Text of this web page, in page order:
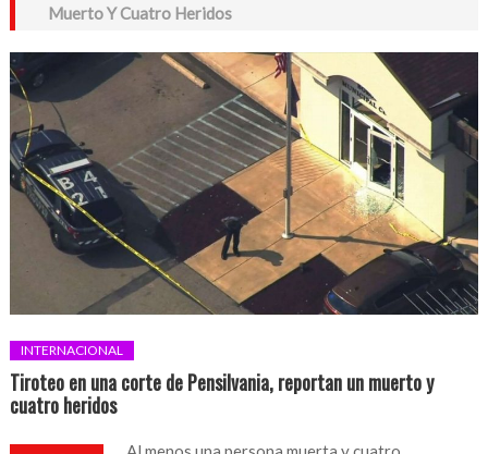
Muerto Y Cuatro Heridos
INTERNACIONAL
Tiroteo en una corte de Pensilvania, reportan un muerto y
cuatro heridos